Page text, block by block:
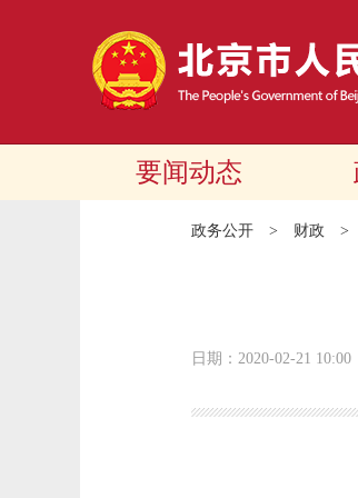
要闻动态
政务公开 > 财政 >
日期：2020-02-21 10:00